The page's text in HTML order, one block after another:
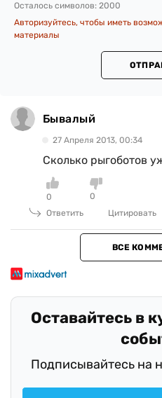
Осталось символов: 2000
Авторизуйтесь, чтобы иметь
материалы
Бывалый
27 Апреля 2013, 00:34
Сколько рыгоботов
0
0
Ответить
Цитировать
ВСЕ
Оставайтесь в
Подписывайтесь на